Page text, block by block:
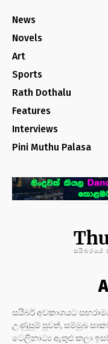
News
Novels
Art
Sports
Rath Dothalu
Features
Interviews
Pini Muthu Palasa
සයිබරයේ
සයිබර් අවකාශයට
උණුසුම් පුවත්, සම්මුඛ
ටෙලිනාට්‍ය ඇතුළු කලා